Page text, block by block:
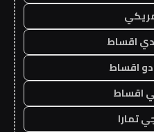
اقساط
اقساط
اقساط
تمارا